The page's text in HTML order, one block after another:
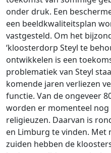
onder druk. Een
een beeldkwaliteitsplan
vastgesteld. Om het
‘kloosterdorp Steyl te
ontwikkelen is een
problematiek van Steyl
komende jaren verliezen
functie. Van de ongeveer
worden er momenteel
religieuzen. Daarvan is
en Limburg te vinden. Met
zuiden hebben de